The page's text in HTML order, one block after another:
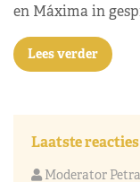
en Máxima in
Lees verder
Laatste reacties
Moderator Petra